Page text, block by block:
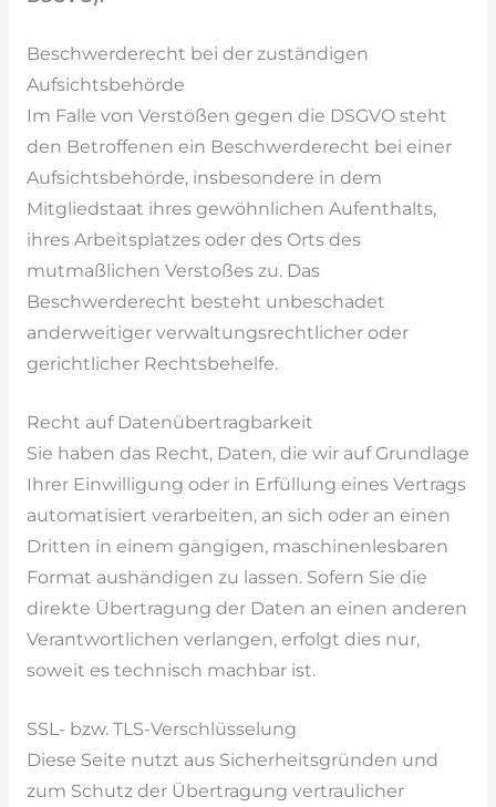
Beschwerderecht bei der zuständigen
Aufsichtsbehörde
Im Falle von Verstößen gegen die DSGVO steht
den Betroffenen ein Beschwerderecht bei einer
Aufsichtsbehörde, insbesondere in dem
Mitgliedstaat ihres gewöhnlichen Aufenthalts,
ihres Arbeitsplatzes oder des Orts des
mutmaßlichen Verstoßes zu. Das
Beschwerderecht besteht unbeschadet
anderweitiger verwaltungsrechtlicher oder
gerichtlicher Rechtsbehelfe.
Recht auf Datenübertragbarkeit
Sie haben das Recht, Daten, die wir auf Grundlage
Ihrer Einwilligung oder in Erfüllung eines Vertrags
automatisiert verarbeiten, an sich oder an einen
Dritten in einem gängigen, maschinenlesbaren
Format aushändigen zu lassen. Sofern Sie die
direkte Übertragung der Daten an einen anderen
Verantwortlichen verlangen, erfolgt dies nur,
soweit es technisch machbar ist.
SSL- bzw. TLS-Verschlüsselung
Diese Seite nutzt aus Sicherheitsgründen und
zum Schutz der Übertragung vertraulicher